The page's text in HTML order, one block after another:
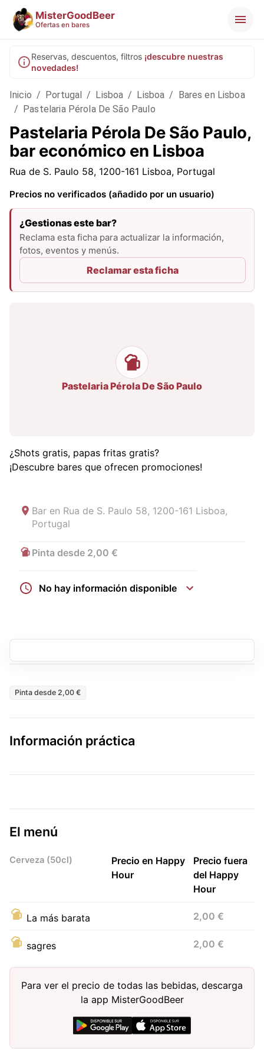
MisterGoodBeer
Ofertas en bares
Reservas, descuentos, filtros ¡descubre nuestras
novedades!
Inicio / Portugal / Lisboa / Lisboa / Bares en Lisboa
/ Pastelaria Pérola De São Paulo
Pastelaria Pérola De São Paulo,
bar económico en Lisboa
Rua de S. Paulo 58, 1200-161 Lisboa, Portugal
Precios no verificados (añadido por un usuario)
¿Gestionas este bar?
Reclama esta ficha para actualizar la información,
fotos, eventos y menús.
Reclamar esta ficha
Pastelaria Pérola De São Paulo
¿Shots gratis, papas fritas gratis?
¡Descubre bares que ofrecen promociones!
Bar en Rua de S. Paulo 58, 1200-161 Lisboa,
Portugal
Pinta desde 2,00 €
No hay información disponible
Pinta desde 2,00 €
Información práctica
El menú
Cerveza (50cl)
Precio en Happy
Hour
Precio fuera
del Happy
Hour
La más barata 2,00 €
sagres 2,00 €
Para ver el precio de todas las bebidas, descarga
la app MisterGoodBeer